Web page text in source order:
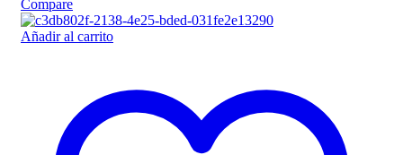
Compare
Añadir al carrito